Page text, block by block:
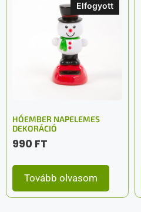
Elfogyott
HÓEMBER NAPELEMES
DEKORÁCIÓ
990 FT
Tovább olvasom